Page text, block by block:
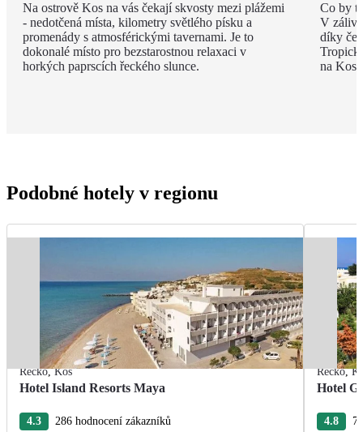
Na ostrově Kos na vás čekají skvosty mezi plážemi
- nedotčená místa, kilometry světlého písku a
promenády s atmosférickými tavernami. Je to
dokonalé místo pro bezstarostnou relaxaci v
horkých paprscích řeckého slunce.
Co by
V
díky
na
Podobné hotely v regionu
Řecko,Kos
Hotel Island Resorts Maya
4.3 286 hodnocení zákazníků
Řecko,
Hotel
4.8